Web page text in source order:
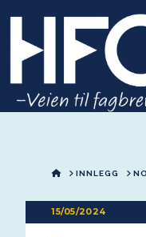
HOMEINNLEGG
15/05/2024